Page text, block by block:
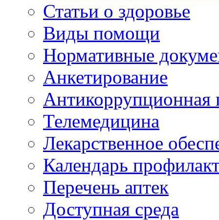
Статьи о здоровье
Виды помощи
Нормативные
Анкетирование
Антикоррупционная
Телемедицина
Лекарственное
Календарь
Перечень аптек
Доступная среда